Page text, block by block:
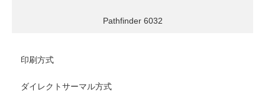
Pathfinder 6032
印刷方式
ダイレクトサーマル方式